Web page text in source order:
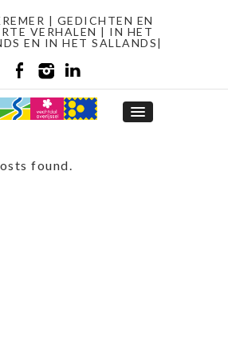
| GEDICHTEN EN
VERHALEN | IN HET
EN IN HET SALLANDS|
found.